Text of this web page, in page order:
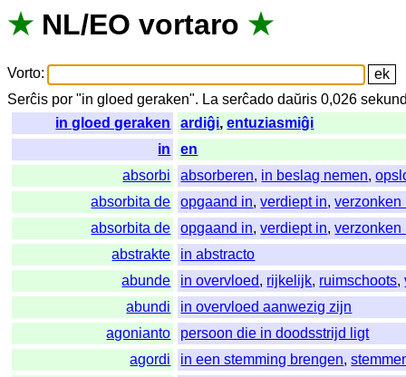
★ NL/EO vortaro ★
Vorto:
Serĉis por "in gloed geraken". La serĉado daŭris 0,026
in gloed geraken
ardiĝi,entuziasmiĝi
in
en
absorbi
absorberen, in beslag nemen,
absorbita de
opgaand in,verdiept in,verzonken
absorbita de
opgaand in,verdiept in,verzonken
abstrakte
in abstracto
abunde
in overvloed, rijkelijk, ruimschoots,
abundi
in overvloed aanwezig zijn
agonianto
persoon die in doodsstrijd ligt
agordi
in een stemming brengen,